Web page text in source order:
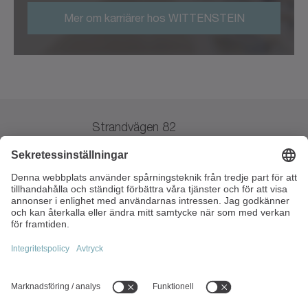
Mer om karriärer hos WITTENSTEIN
Strandvägen 82
Sverige
+46 40 265010
info(at)wittenstein.se
Populära ämnen: